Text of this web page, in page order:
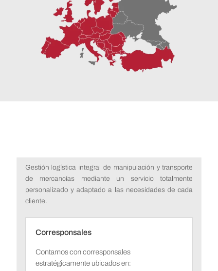
Gestión logística integral de manipulación y transporte
de mercancías mediante un servicio totalmente
personalizado y adaptado a las necesidades de cada
cliente.
Corresponsales
Contamos con corresponsales
estratégicamente ubicados en: